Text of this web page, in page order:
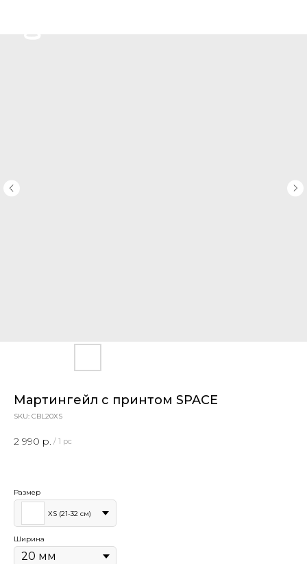
Мартингейл с принтом SPACE
SKU: CBL20XS
2 990 р. / 1 pc
Размер
XS (21-32 см)
Ширина